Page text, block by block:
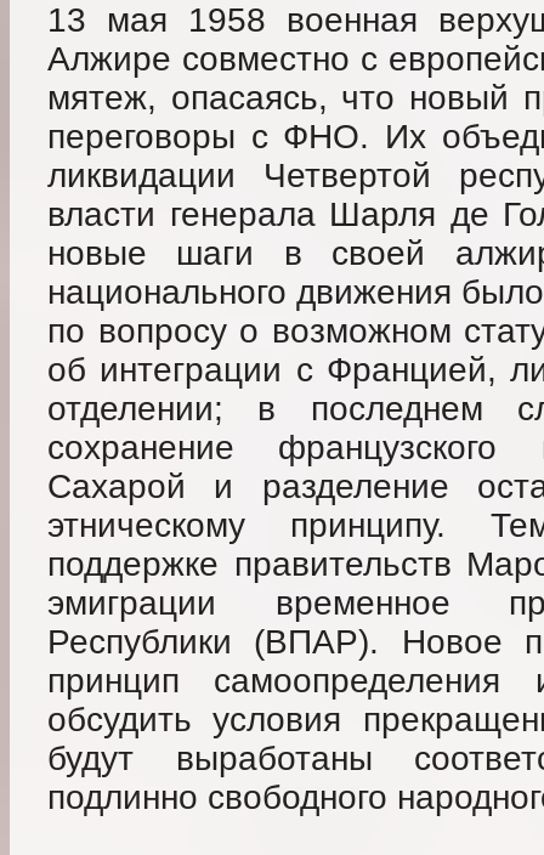
13 мая 1958 военная
Алжире совместно с
мятеж, опасаясь, что новый
переговоры с ФНО. Их
ликвидации Четвертой
власти генерала Шарля де
новые шаги в своей
национального движения
по вопросу о возможном
об интеграции с Францией,
отделении; в последнем
сохранение
Сахарой и разделение
этническому принципу.
поддержке правительств
эмиграции временное
Республики (ВПАР). Новое
принцип
обсудить условия
будут выработаны
подлинно свободного